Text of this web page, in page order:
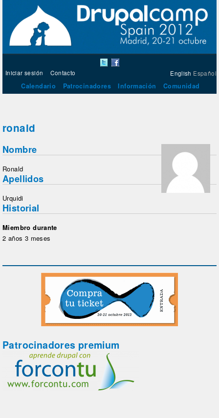
English Español
Iniciar sesión Contacto
Calendario Patrocinadores Información Comunidad
ronald
Nombre
Ronald
Apellidos
Urquidi
Historial
Miembro durante
2 años 3 meses
Patrocinadores premium